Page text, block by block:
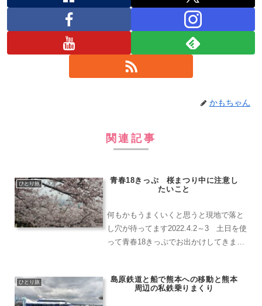
かもちゃん
関連記事
ひとり旅
青春18きっぷ 桜まつり中に注意し
たいこと
何もかもうまくいくと思うと現地で落と
し穴が待ってます2022.4.2～3 土日を使
って青春18きっぷでお出かけしてきまし
桜を見に行く人が多かったです。そんな
ひとり旅
島原鉄道と船で熊本への移動と熊本
周辺の私鉄乗りまくり